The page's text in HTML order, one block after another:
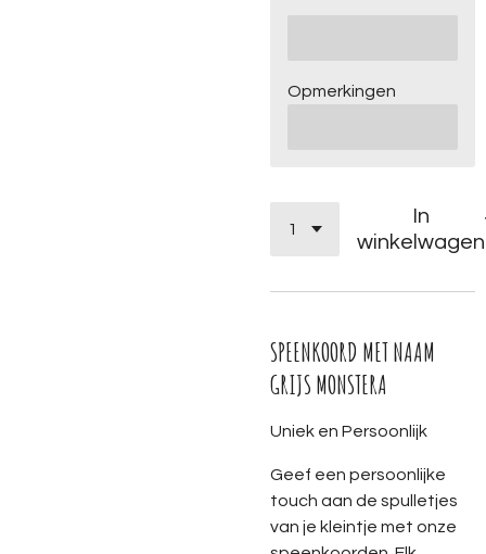
Opmerkingen
In
winkelwagen
SPEENKOORD MET NAAM
GRIJS MONSTERA
Uniek en Persoonlijk
Geef een persoonlijke
touch aan de spulletjes
van je kleintje met onze